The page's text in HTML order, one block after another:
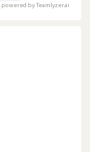
powered by Teamlyzer.ai